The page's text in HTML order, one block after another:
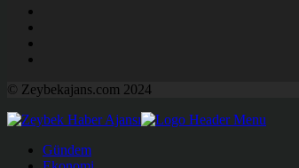
© Zeybekajans.com 2024
Gündem